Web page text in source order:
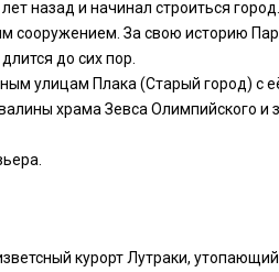
назад и начинал строиться
сооружением. За свою историю
до сих пор.
улицам Плака (Старый город) с
храма Зевса Олимпийского и
курорт Лутраки,